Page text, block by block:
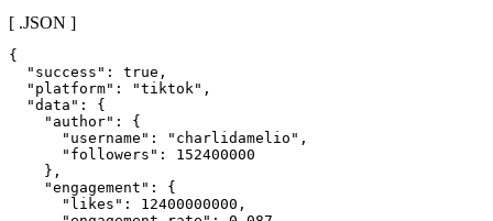
[ .JSON ]
{
  "success": true,
  "platform": "tiktok",
  "data": {
    "author": {
      "username": "charlidamelio",
      "followers": 152400000
    },
    "engagement": {
      "likes": 12400000000,